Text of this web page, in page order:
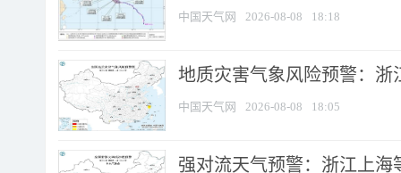
中国天气网 2026-08-08 18:18
地质灾害气象风险预警：
中国天气网 2026-08-08 18:05
强对流天气预警：浙江上海